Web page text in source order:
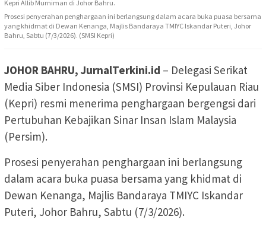
Prosesi penyerahan penghargaan ini berlangsung dalam acara buka puasa bersama
yang khidmat di Dewan Kenanga, Majlis Bandaraya TMIYC Iskandar Puteri, Johor
Bahru, Sabtu (7/3/2026). (SMSI Kepri)
JOHOR BAHRU, JurnalTerkini.id – Delegasi Serikat
Media Siber Indonesia (SMSI) Provinsi Kepulauan Riau
(Kepri) resmi menerima penghargaan bergengsi dari
Pertubuhan Kebajikan Sinar Insan Islam Malaysia
(Persim).
Prosesi penyerahan penghargaan ini berlangsung
dalam acara buka puasa bersama yang khidmat di
Dewan Kenanga, Majlis Bandaraya TMIYC Iskandar
Puteri, Johor Bahru, Sabtu (7/3/2026).